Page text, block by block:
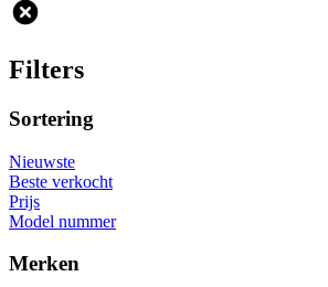
Filters
Sortering
Nieuwste
Beste verkocht
Prijs
Model nummer
Merken